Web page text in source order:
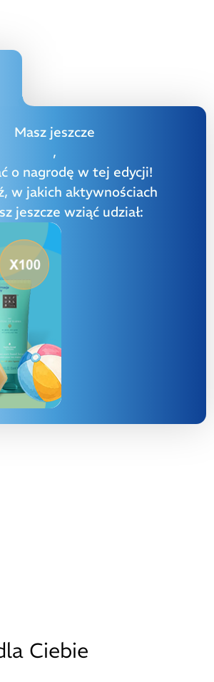
Masz jeszcze
,
o nagrodę w tej edycji!
w jakich aktywnościach
jeszcze wziąć udział:
Ciebie